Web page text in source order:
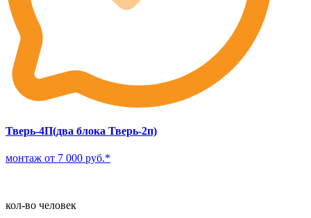
Тверь-4П(два блока Тверь-2п)
монтаж от 7 000 руб.*
кол-во человек